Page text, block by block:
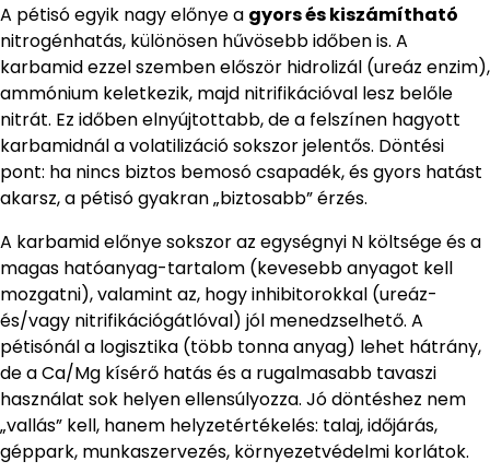
A pétisó egyik nagy előnye a gyors és kiszámítható
nitrogénhatás, különösen hűvösebb időben is. A
karbamid ezzel szemben először hidrolizál (ureáz enzim),
ammónium keletkezik, majd nitrifikációval lesz belőle
nitrát. Ez időben elnyújtottabb, de a felszínen hagyott
karbamidnál a volatilizáció sokszor jelentős. Döntési
pont: ha nincs biztos bemosó csapadék, és gyors hatást
akarsz, a pétisó gyakran „biztosabb” érzés.
A karbamid előnye sokszor az egységnyi N költsége és a
magas hatóanyag-tartalom (kevesebb anyagot kell
mozgatni), valamint az, hogy inhibitorokkal (ureáz-
és/vagy nitrifikációgátlóval) jól menedzselhető. A
pétisónál a logisztika (több tonna anyag) lehet hátrány,
de a Ca/Mg kísérő hatás és a rugalmasabb tavaszi
használat sok helyen ellensúlyozza. Jó döntéshez nem
„vallás” kell, hanem helyzetértékelés: talaj, időjárás,
géppark, munkaszervezés, környezetvédelmi korlátok.